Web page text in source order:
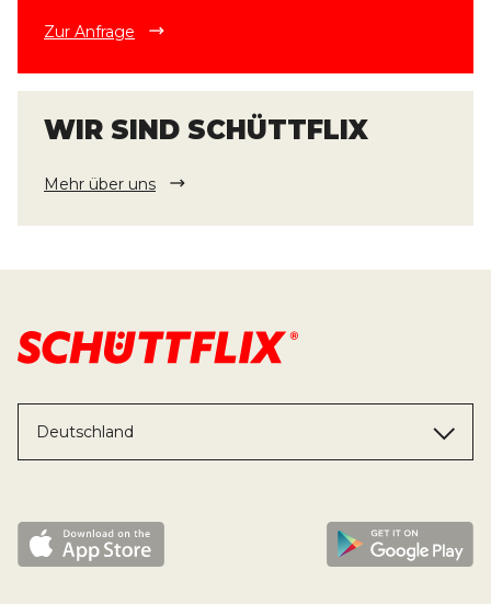
Zur Anfrage
WIR SIND SCHÜTTFLIX
Mehr über uns
Deutschland